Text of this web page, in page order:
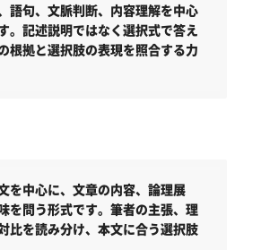
語句、文脈判断、内容理解を中心
。記述説明ではなく選択式で答え
根拠と選択肢の表現を照合する力
を中心に、文章の内容、論理展
を問う形式です。筆者の主張、理
比を読み分け、本文に合う選択肢